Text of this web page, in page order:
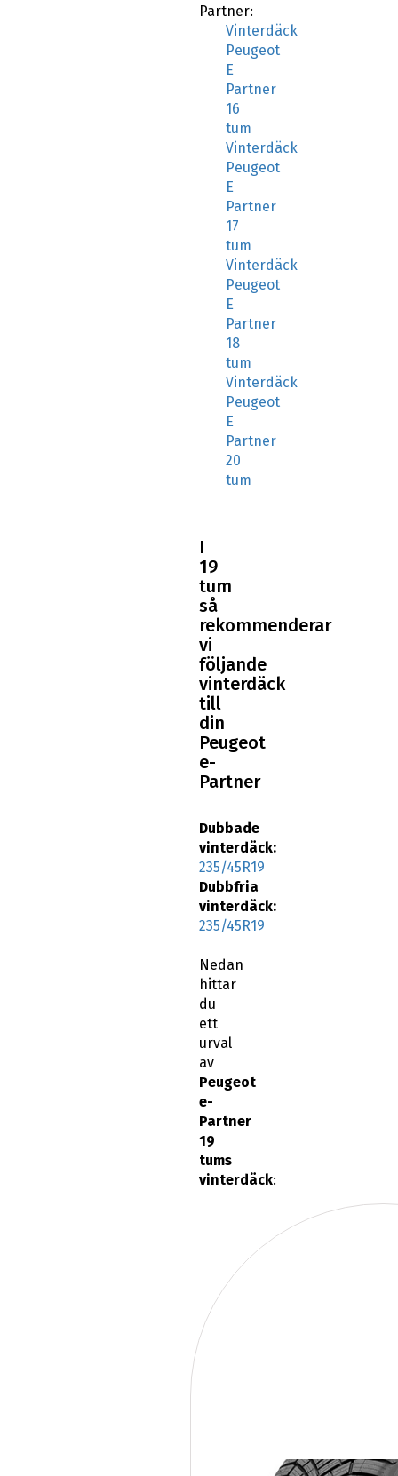
Peugeot
E
Partner
16
tum
Vinterdäck
Peugeot
E
Partner
17
tum
Vinterdäck
Peugeot
E
Partner
18
tum
Vinterdäck
Peugeot
E
Partner
20
tum
19
tum
så
rekommenderar
vi
följande
vinterdäck
till
din
Peugeot
e-
Partner
vinterdäck:
235/45R19
Dubbfria
vinterdäck:
235/45R19
Nedan
hittar
du
ett
urval
av
Peugeot
e-
Partner
19
tums
vinterdäck